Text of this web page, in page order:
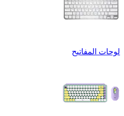
لوحات المفاتيح